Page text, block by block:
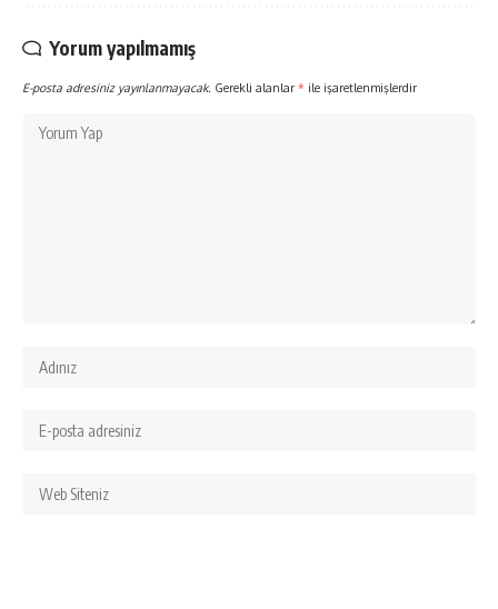
Yorum yapılmamış
E-posta adresiniz yayınlanmayacak. Gerekli alanlar * ile işaretlenmişlerdir